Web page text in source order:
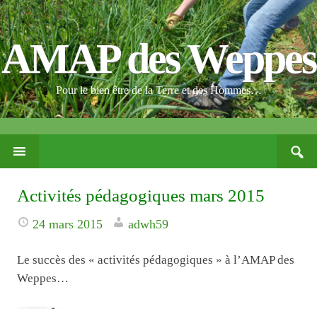
AMAP des Weppes
Pour le bien être de la Terre et des Hommes…
PASSER
CE
Activités pédagogiques mars 2015
24 mars 2015 adwh59
Le succès des « activités pédagogiques » à l’AMAP des
Weppes…